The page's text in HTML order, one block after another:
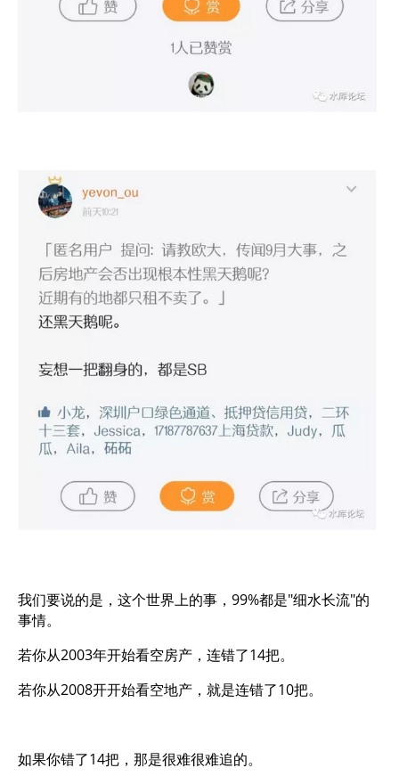
我们要说的是，这个世界上的事，99%都是"细水长流"的
事情。
若你从2003年开始看空房产，连错了14把。
若你从2008开开始看空地产，就是连错了10把。
如果你错了14把，那是很难很难追的。